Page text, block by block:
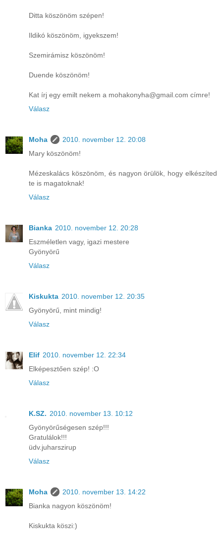
Ditta köszönöm szépen!
Ildikó köszönöm, igyekszem!
Szemirámisz köszönöm!
Duende köszönöm!
Kat írj egy emilt nekem a mohakonyha@gmail.com címre!
Válasz
Moha
2010. november 12. 20:08
Mary köszönöm!
Mézeskalács köszönöm, és nagyon örülök, hogy elkészíted
te is magatoknak!
Válasz
Bianka 2010. november 12. 20:28
Eszméletlen vagy, igazi mestere
Gyönyörű
Válasz
Kiskukta 2010. november 12. 20:35
Gyönyörű, mint mindig!
Válasz
Elif 2010. november 12. 22:34
Elképesztően szép! :O
Válasz
K.SZ. 2010. november 13. 10:12
Gyönyörűségesen szép!!!
Gratulálok!!!
üdv.juharszirup
Válasz
Moha
2010. november 13. 14:22
Bianka nagyon köszönöm!
Kiskukta köszi:)